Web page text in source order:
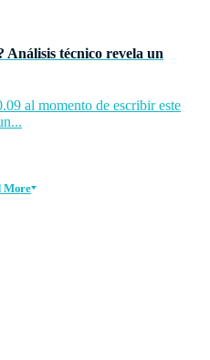
Análisis técnico revela un
al momento de escribir este
More